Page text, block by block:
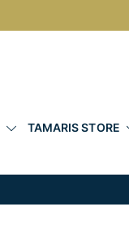
TAMARIS STORE